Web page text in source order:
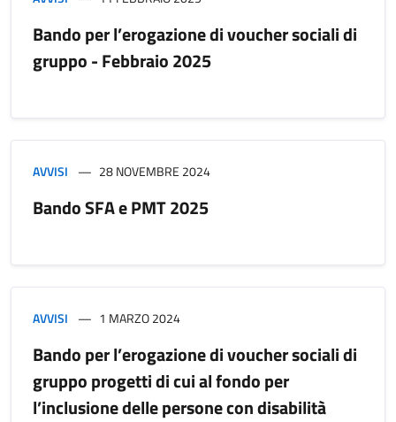
Bando per l’erogazione di voucher sociali di
gruppo - Febbraio 2025
AVVISI 28 NOVEMBRE 2024
Bando SFA e PMT 2025
AVVISI 1 MARZO 2024
Bando per l’erogazione di voucher sociali di
gruppo progetti di cui al fondo per
l’inclusione delle persone con disabilità